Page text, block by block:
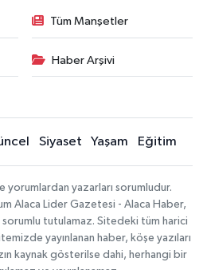
Tüm Manşetler
Haber Arşivi
Siyaset Yaşam Eğitim
yorumlardan yazarları sorumludur.
Alaca Lider Gazetesi - Alaca Haber,
tutulamaz. Sitedeki tüm harici
yayınlanan haber, köşe yazıları
kaynak gösterilse dahi, herhangi bir